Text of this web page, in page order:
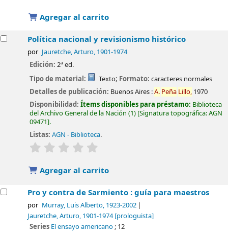
Agregar al carrito
Política nacional y revisionismo histórico
por Jauretche, Arturo, 1901-1974
Edición:2ª ed.
Tipo de material:
Texto; Formato: caracteres normales
Detalles de publicación: Buenos Aires :A. Peña Lillo, 1970
Disponibilidad:Ítems disponibles para préstamo: Biblioteca
del Archivo General de la Nación (1) Signatura topográfica:AGN
09471 .
Listas: AGN - Biblioteca.
valoración
Agregar al carrito
Pro y contra de Sarmiento : guía para maestros
por Murray, Luis Alberto, 1923-2002
Jauretche, Arturo, 1901-1974[prologuista]
Series El ensayo americano; 12